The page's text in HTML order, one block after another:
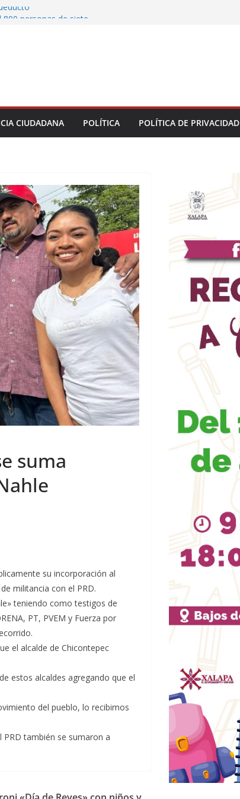
CIUDADANA POLÍTICA POLÍTICA DE PRIVACIDAD
suma
su incorporación al
militancia con el PRD.
teniendo como testigos de
PT, PVEM y Fuerza por
el alcalde de Chicontepec
estos alcaldes agregando que el
del pueblo, lo recibimos
PRD también se sumaron a